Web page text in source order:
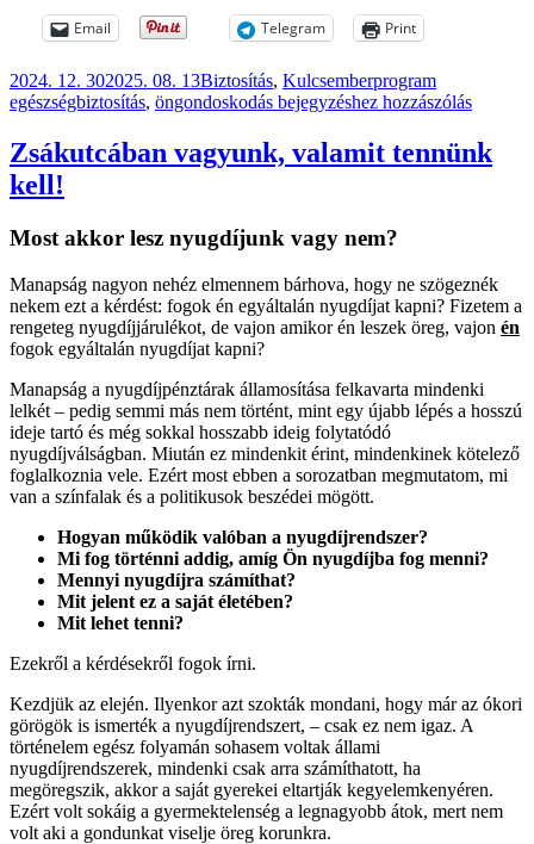
Email Telegram Print
Közzétéve
2024. 12. 302025. 08. 13Kategória
Biztosítás, KulcsemberprogramCímke
egészségbiztosítás, öngondoskodásEgészségbiztosítás
bejegyzéshez hozzászólás
Zsákutcában vagyunk, valamit tennünk
kell!
Most akkor lesz nyugdíjunk vagy nem?
Manapság nagyon nehéz elmennem bárhova, hogy ne szögeznék
nekem ezt a kérdést: fogok én egyáltalán nyugdíjat kapni? Fizetem a
rengeteg nyugdíjjárulékot, de vajon amikor én leszek öreg, vajon én
fogok egyáltalán nyugdíjat kapni?
Manapság a nyugdíjpénztárak államosítása felkavarta mindenki
lelkét – pedig semmi más nem történt, mint egy újabb lépés a hosszú
ideje tartó és még sokkal hosszabb ideig folytatódó
nyugdíjválságban. Miután ez mindenkit érint, mindenkinek kötelező
foglalkoznia vele. Ezért most ebben a sorozatban megmutatom, mi
van a színfalak és a politikusok beszédei mögött.
Hogyan működik valóban a nyugdíjrendszer?
Mi fog történni addig, amíg Ön nyugdíjba fog menni?
Mennyi nyugdíjra számíthat?
Mit jelent ez a saját életében?
Mit lehet tenni?
Ezekről a kérdésekről fogok írni.
Kezdjük az elején. Ilyenkor azt szokták mondani, hogy már az ókori
görögök is ismerték a nyugdíjrendszert, – csak ez nem igaz. A
történelem egész folyamán sohasem voltak állami
nyugdíjrendszerek, mindenki csak arra számíthatott, ha
megöregszik, akkor a saját gyerekei eltartják kegyelemkenyéren.
Ezért volt sokáig a gyermektelenség a legnagyobb átok, mert nem
volt aki a gondunkat viselje öreg korunkra.